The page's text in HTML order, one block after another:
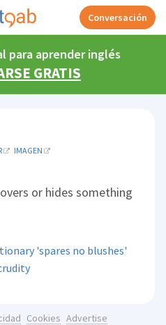
Conversación
para aprender inglés
GRATIS
IMAGEN
or hides something
'spares no blushes'
Cookies Advertise